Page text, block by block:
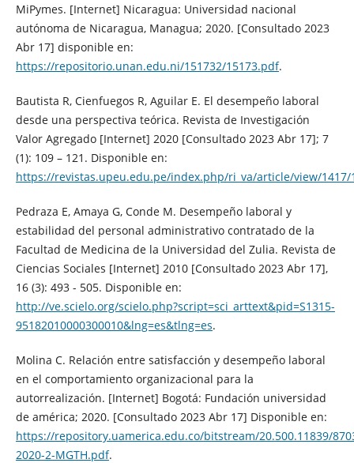
MiPymes. [Internet] Nicaragua: Universidad nacional
autónoma de Nicaragua, Managua; 2020. [Consultado 2023
Abr 17] disponible en:
https://repositorio.unan.edu.ni/151732/15173.pdf.
Bautista R, Cienfuegos R, Aguilar E. El desempeño laboral
desde una perspectiva teórica. Revista de Investigación
Valor Agregado [Internet] 2020 [Consultado 2023 Abr 17]; 7
(1): 109 – 121. Disponible en:
https://revistas.upeu.edu.pe/index.php/ri_va/article/view/1417/
Pedraza E, Amaya G, Conde M. Desempeño laboral y
estabilidad del personal administrativo contratado de la
Facultad de Medicina de la Universidad del Zulia. Revista de
Ciencias Sociales [Internet] 2010 [Consultado 2023 Abr 17],
16 (3): 493 - 505. Disponible en:
http://ve.scielo.org/scielo.php?script=sci_arttext&pid=S1315-
95182010000300010&lng=es&tlng=es.
Molina C. Relación entre satisfacción y desempeño laboral
en el comportamiento organizacional para la
autorrealización. [Internet] Bogotá: Fundación universidad
de américa; 2020. [Consultado 2023 Abr 17] Disponible en:
https://repository.uamerica.edu.co/bitstream/20.500.11839/
2020-2-MGTH.pdf.